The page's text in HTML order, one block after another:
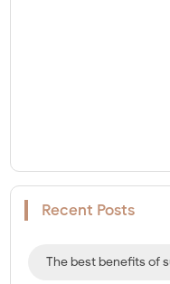
Recent Posts
The best benefits of